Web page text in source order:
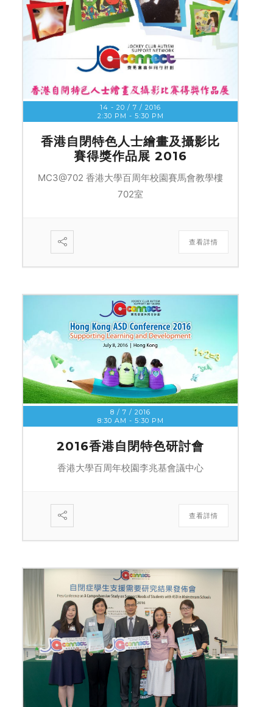
14 - 20 / 7 / 2016
2:30 PM - 5:30 PM
香港自閉特色人士繪畫及攝影比
賽得獎作品展 2016
MC3@702 香港大學百周年校園賽馬會教學樓
702室
查看詳情
8 / 7 / 2016
8:30 AM - 5:30 PM
2016香港自閉特色研討會
香港大學百周年校園李兆基會議中心
查看詳情